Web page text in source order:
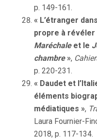
p. 149-161.
« L’étranger
propre à
Maréchaleet le
chambre»,
p. 220-231.
« Daudet et
éléments
médiatiques »,
Laura Fournier-
2018, p. 117-134.